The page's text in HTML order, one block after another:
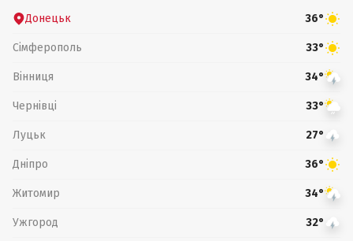
Донецьк 36°
Сімферополь 33°
Вінниця 34°
Чернівці 33°
Луцьк 27°
Дніпро 36°
Житомир 34°
Ужгород 32°